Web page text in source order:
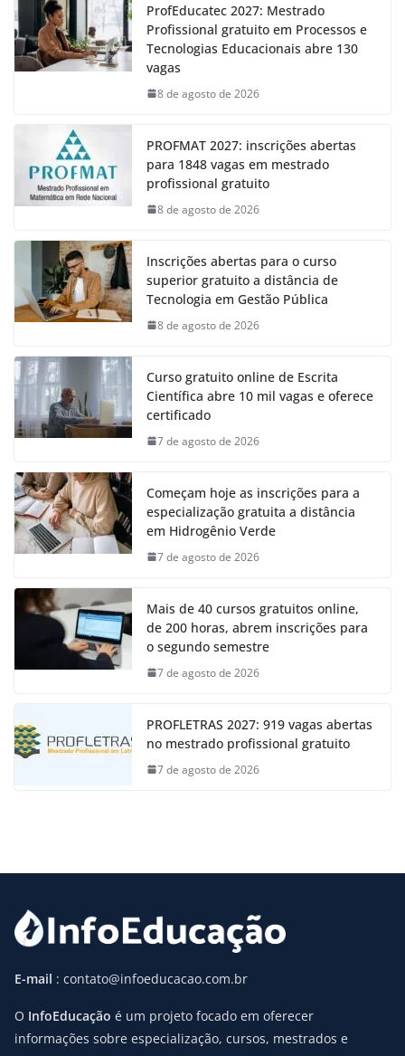
ProfEducatec 2027: Mestrado
Profissional gratuito em Processos e
Tecnologias Educacionais abre 130
vagas
8 de agosto de 2026
PROFMAT 2027: inscrições abertas
para 1848 vagas em mestrado
profissional gratuito
8 de agosto de 2026
Inscrições abertas para o curso
superior gratuito a distância de
Tecnologia em Gestão Pública
8 de agosto de 2026
Curso gratuito online de Escrita
Científica abre 10 mil vagas e oferece
certificado
7 de agosto de 2026
Começam hoje as inscrições para a
especialização gratuita a distância
em Hidrogênio Verde
7 de agosto de 2026
Mais de 40 cursos gratuitos online,
de 200 horas, abrem inscrições para
o segundo semestre
7 de agosto de 2026
PROFLETRAS 2027: 919 vagas abertas
no mestrado profissional gratuito
7 de agosto de 2026
E-mail : contato@infoeducacao.com.br
O InfoEducação é um projeto focado em oferecer
informações sobre especialização, cursos, mestrados e